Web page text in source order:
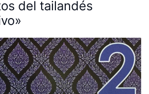
del tailandés